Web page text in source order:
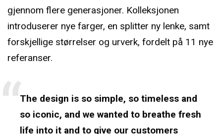
gjennom flere generasjoner. Kolleksjonen
introduserer nye farger, en splitter ny lenke, samt
forskjellige størrelser og urverk, fordelt på 11 nye
referanser.
The design is so simple, so timeless and
so iconic, and we wanted to breathe fresh
life into it and to give our customers